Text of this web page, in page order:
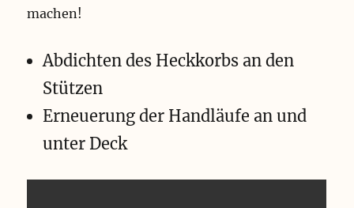
machen!
Abdichten des Heckkorbs an den
Stützen
Erneuerung der Handläufe an und
unter Deck